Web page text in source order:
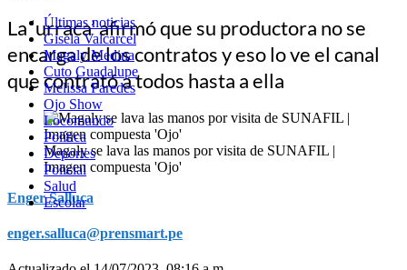
Últimas noticias
Gisela Valcarcel
Magaly Medina
Cuto Guadalupe
Melissa Paredes
Ojo Show
Locomundo
Política
Deportes
Policial
Salud
Escolar
La ‘urraca’ afirmó que su productora no se
encarga de los contratos y eso lo ve el canal
que contrató a todos hasta a ella
Magaly se lava las manos por visita de SUNAFIL |
Imagen compuesta 'Ojo'
Enger Salluca
enger.salluca@prensmart.pe